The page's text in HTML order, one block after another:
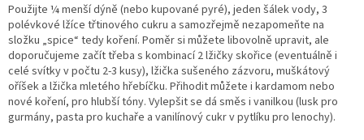
Použijte ¼ menší dýně (nebo kupované pyré), jeden šálek vody, 3
polévkové lžíce třtinového cukru a samozřejmě nezapomeňte na
složku „spice“ tedy koření. Poměr si můžete libovolně upravit, ale
doporučujeme začít třeba s kombinací 2 lžičky skořice (eventuálně i
celé svítky v počtu 2-3 kusy), lžička sušeného zázvoru, muškátový
oříšek a lžička mletého hřebíčku. Přihodit můžete i kardamom nebo
nové koření, pro hlubší tóny. Vylepšit se dá směs i vanilkou (lusk pro
gurmány, pasta pro kuchaře a vanilínový cukr v pytlíku pro lenochy).